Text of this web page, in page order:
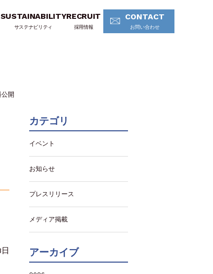
SUSTAINABILITY
サステナビリティ
RECRUIT
採用情報
CONTACT
お問い合わせ
開
カテゴリ
イベント
お知らせ
プレスリリース
メディア掲載
アーカイブ